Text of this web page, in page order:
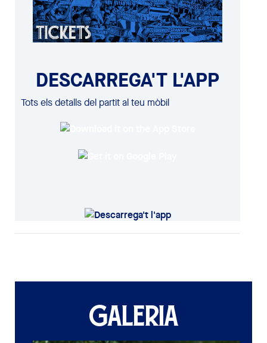
DESCARREGA'T L'APP
Tots els detalls del partit al teu mòbil
GALERIA